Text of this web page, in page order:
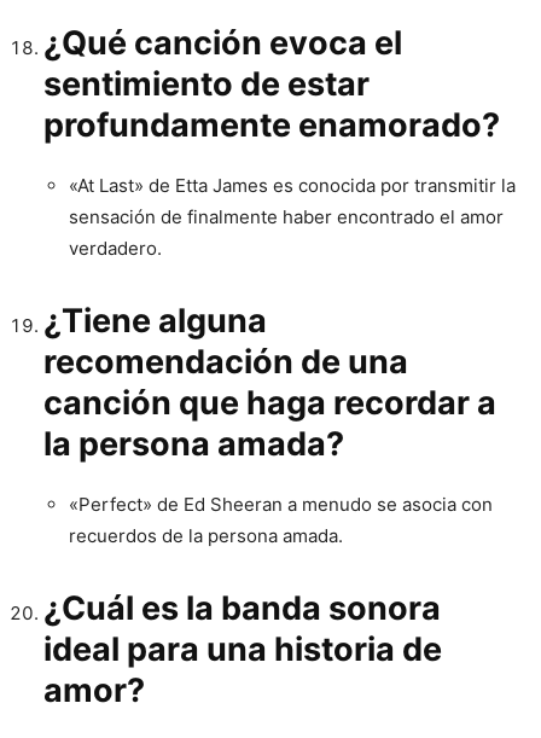
¿Qué canción evoca el
sentimiento de estar
profundamente enamorado?
«At Last» de Etta James es conocida por transmitir la
sensación de finalmente haber encontrado el amor
verdadero.
¿Tiene alguna
recomendación de una
canción que haga recordar a
la persona amada?
«Perfect» de Ed Sheeran a menudo se asocia con
recuerdos de la persona amada.
¿Cuál es la banda sonora
ideal para una historia de
amor?